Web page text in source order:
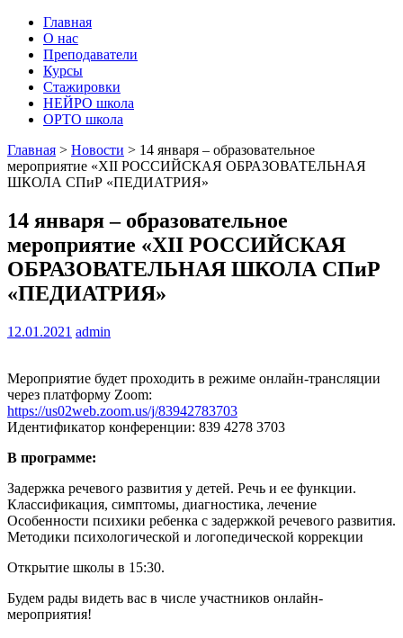
Главная
О нас
Преподаватели
Курсы
Стажировки
НЕЙРО школа
ОРТО школа
Главная > Новости > 14 января – образовательное
мероприятие «XII РОССИЙСКАЯ ОБРАЗОВАТЕЛЬНАЯ
ШКОЛА СПиР «ПЕДИАТРИЯ»
14 января – образовательное
мероприятие «XII РОССИЙСКАЯ
ОБРАЗОВАТЕЛЬНАЯ ШКОЛА СПиР
«ПЕДИАТРИЯ»
12.01.2021 admin
Мероприятие будет проходить в режиме онлайн-трансляции
через платформу Zoom:
https://us02web.zoom.us/j/83942783703
Идентификатор конференции: 839 4278 3703
В программе:
Задержка речевого развития у детей. Речь и ее функции.
Классификация, симптомы, диагностика, лечение
Особенности психики ребенка с задержкой речевого развития.
Методики психологической и логопедической коррекции
Открытие школы в 15:30.
Будем рады видеть вас в числе участников онлайн-
мероприятия!